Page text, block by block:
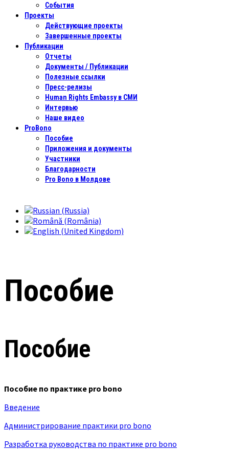
События
Проекты
Действующие проекты
Завершенные проекты
Публикации
Отчеты
Документы / Публикации
Полезные ссылки
Пресс-релизы
Human Rights Embassy в СМИ
Интервью
Наше видео
ProBono
Пособие
Приложения и документы
Участники
Благодарности
Pro Bono в Молдове
Пособие
Пособие
Пособие по практике pro bono
Введение
Администрирование практики pro bono
Разработка руководства по практике pro bono